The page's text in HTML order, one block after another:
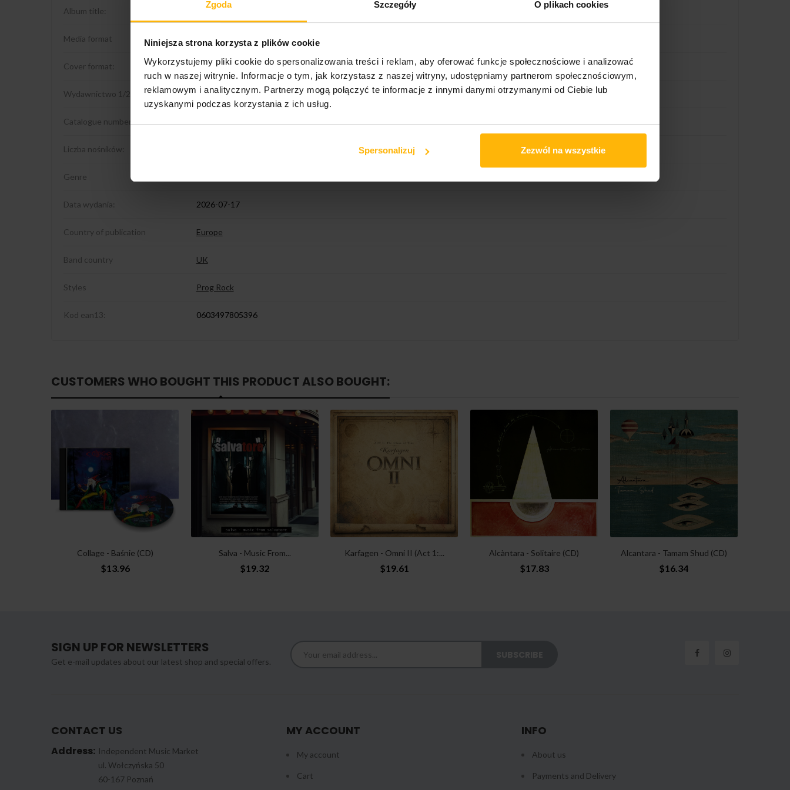
Zgoda Szczegóły O plikach cookies
Niniejsza strona korzysta z plików cookie
Wykorzystujemy pliki cookie do spersonalizowania treści i reklam, aby oferować funkcje społecznościowe i analizować
ruch w naszej witrynie. Informacje o tym, jak korzystasz z naszej witryny, udostępniamy partnerom społecznościowym,
reklamowym i analitycznym. Partnerzy mogą połączyć te informacje z innymi danymi otrzymanymi od Ciebie lub
uzyskanymi podczas korzystania z ich usług.
Spersonalizuj Zezwól na wszystkie
Album title: Live At Roosevelt Stadium, Jersey City, NJ (6/17/76)
Media format
Cover format: Digisleeve
Wydawnictwo 1/2 Warner Music
Catalogue number:
Liczba nośników:
Genre
Data wydania: 2026-07-17
Country of publication Europe
Band country UK
Styles Prog Rock
Kod ean13: 0603497805396
CUSTOMERS WHO BOUGHT THIS PRODUCT ALSO BOUGHT:
Collage - Baśnie (CD)
$13.96
Salva - Music From...
$19.32
Karfagen - Omni II (Act 1:...
$19.61
Alcàntara - Solitaire (CD)
$17.83
Alcantara - Tamam Shud (CD)
$16.34
SIGN UP FOR NEWSLETTERS
Get e-mail updates about our latest shop and special offers.
CONTACT US
Address: Independent Music Market
ul. Wołczyńska 50
60-167 Poznań
MY ACCOUNT
My account
Cart
INFO
About us
Payments and Delivery